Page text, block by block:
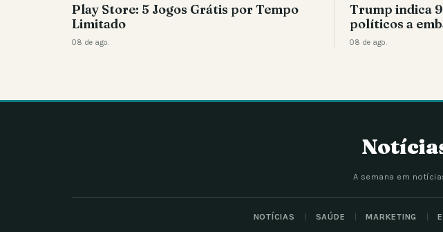
Play Store: 5 Jogos Grátis por Tempo
Limitado
08 de ago.
Trump indica
políticos a
08 de ago.
A semana em
NOTÍCIAS SAÚDE MARKETING